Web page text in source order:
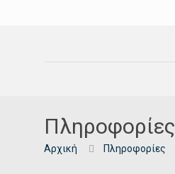
Πληροφορίες
Αρχική Πληροφορίες